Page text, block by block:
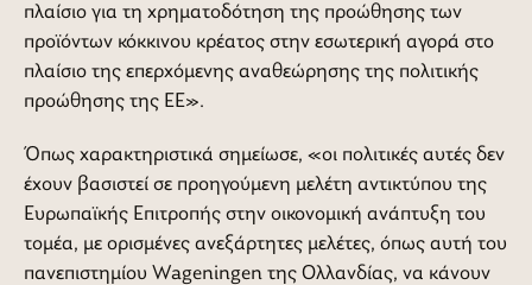
πλαίσιο για τη χρηματοδότηση της προώθησης των
προϊόντων κόκκινου κρέατος στην εσωτερική αγορά στο
πλαίσιο της επερχόμενης αναθεώρησης της πολιτικής
προώθησης της ΕΕ».
Όπως χαρακτηριστικά σημείωσε, «οι πολιτικές αυτές δεν
έχουν βασιστεί σε προηγούμενη μελέτη αντικτύπου της
Ευρωπαϊκής Επιτροπής στην οικονομική ανάπτυξη του
τομέα, με ορισμένες ανεξάρτητες μελέτες, όπως αυτή του
πανεπιστημίου Wageningen της Ολλανδίας, να κάνουν